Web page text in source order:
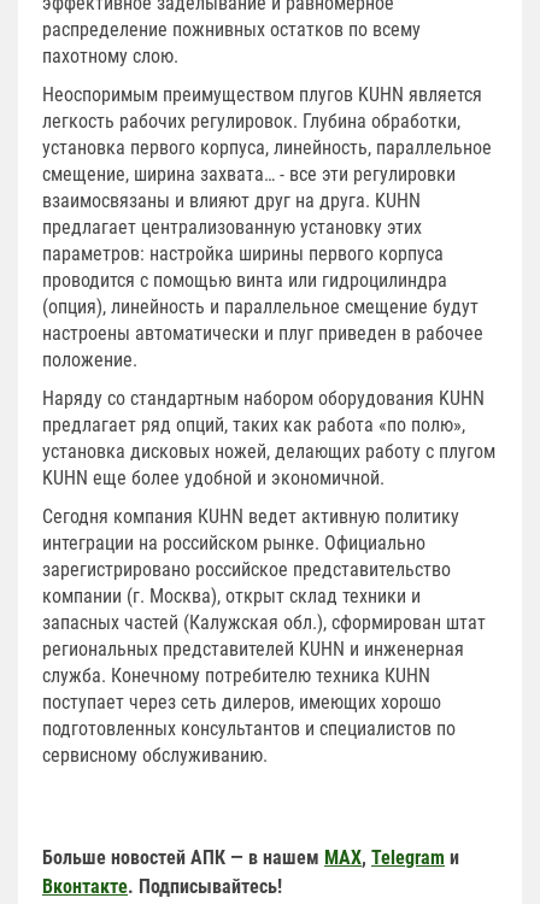
распределение пожнивных остатков по всему
пахотному слою.
Неоспоримым преимуществом плугов KUHN является
легкость рабочих регулировок. Глубина обработки,
установка первого корпуса, линейность, параллельное
смещение, ширина захвата… - все эти регулировки
взаимосвязаны и влияют друг на друга. KUHN
предлагает централизованную установку этих
параметров: настройка ширины первого корпуса
проводится с помощью винта или гидроцилиндра
(опция), линейность и параллельное смещение будут
настроены автоматически и плуг приведен в рабочее
положение.
Наряду со стандартным набором оборудования KUHN
предлагает ряд опций, таких как работа «по полю»,
установка дисковых ножей, делающих работу с плугом
KUHN еще более удобной и экономичной.
Сегодня компания КUHN ведет активную политику
интеграции на российском рынке. Официально
зарегистрировано российское представительство
компании (г. Москва), открыт склад техники и
запасных частей (Калужская обл.), сформирован штат
региональных представителей KUHN и инженерная
служба. Конечному потребителю техника КUHN
поступает через сеть дилеров, имеющих хорошо
подготовленных консультантов и специалистов по
сервисному обслуживанию.
Больше новостей АПК — в нашем MAX, Telegram и
Вконтакте. Подписывайтесь!